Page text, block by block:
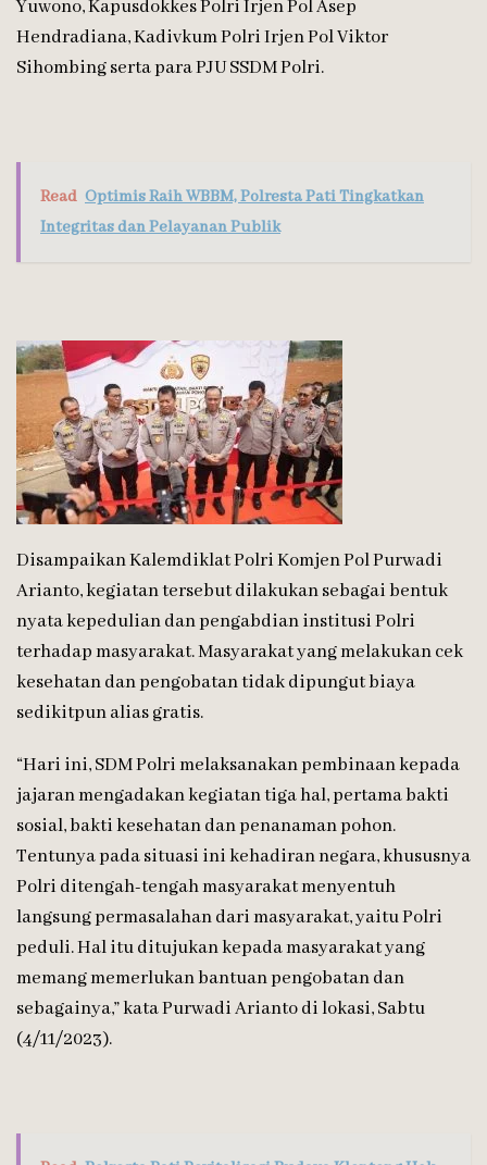
Yuwono, Kapusdokkes Polri Irjen Pol Asep
Hendradiana, Kadivkum Polri Irjen Pol Viktor
Sihombing serta para PJU SSDM Polri.
Read Optimis Raih WBBM, Polresta Pati Tingkatkan
Integritas dan Pelayanan Publik
Disampaikan Kalemdiklat Polri Komjen Pol Purwadi
Arianto, kegiatan tersebut dilakukan sebagai bentuk
nyata kepedulian dan pengabdian institusi Polri
terhadap masyarakat. Masyarakat yang melakukan cek
kesehatan dan pengobatan tidak dipungut biaya
sedikitpun alias gratis.
“Hari ini, SDM Polri melaksanakan pembinaan kepada
jajaran mengadakan kegiatan tiga hal, pertama bakti
sosial, bakti kesehatan dan penanaman pohon.
Tentunya pada situasi ini kehadiran negara, khususnya
Polri ditengah-tengah masyarakat menyentuh
langsung permasalahan dari masyarakat, yaitu Polri
peduli. Hal itu ditujukan kepada masyarakat yang
memang memerlukan bantuan pengobatan dan
sebagainya,” kata Purwadi Arianto di lokasi, Sabtu
(4/11/2023).